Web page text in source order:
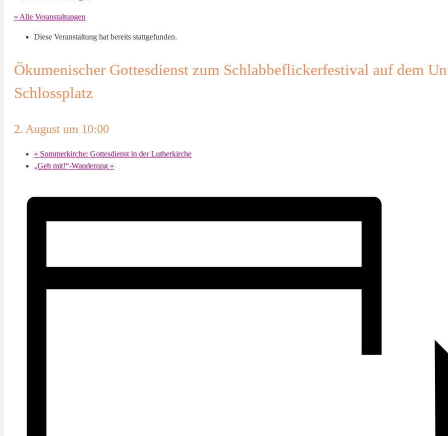
« Alle Veranstaltungen
Diese Veranstaltung hat bereits stattgefunden.
Ökumenischer Gottesdienst zum Schlabbeflickerfestival auf dem
Schlossplatz
2. August um 10:00
« Sommerkirche: Gottesdienst in der Lutherkirche
„Geh mit!“-Wanderung »